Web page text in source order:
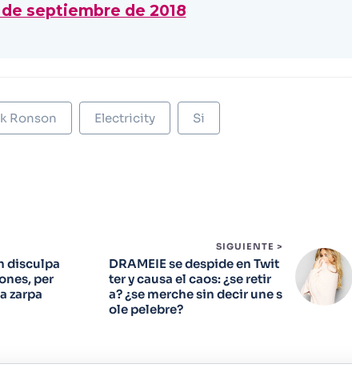
septiembre de 2018
Ronson Electricity Si
disculpa
per
zarpa
SIGUIENTE >
DRAMEIE se despide en Twit
ter y causa el caos: ¿se retir
a? ¿se merche sin decir une s
ole pelebre?